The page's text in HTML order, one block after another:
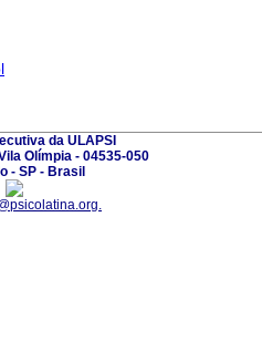
da ULAPSI
Olímpia - 04535-050
- SP - Brasil